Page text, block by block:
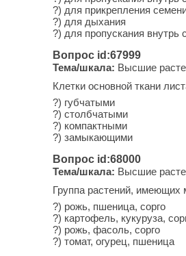
?) для прикрепления
?) для дыхания
?) для пропускания
Вопрос id:67999
Тема/шкала: Высшие
Клетки основной ткани
?) губчатыми
?) столбчатыми
?) компактными
?) замыкающими
Вопрос id:68000
Тема/шкала: Высшие
Группа растений, имеющих
?) рожь, пшеница, сорго
?) картофель, кукуруза,
?) рожь, фасоль, сорго
?) томат, огурец, пшеница